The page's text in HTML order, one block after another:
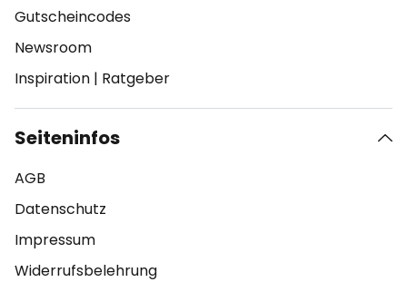
Gutscheincodes
Newsroom
Inspiration | Ratgeber
Seiteninfos
AGB
Datenschutz
Impressum
Widerrufsbelehrung